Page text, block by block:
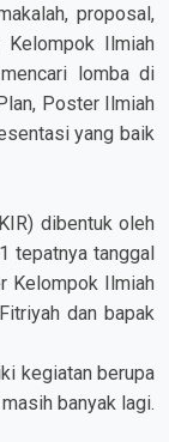
proposal,
Kelompok Ilmiah
lomba di
Poster Ilmiah
yang baik
dibentuk oleh
tepatnya tanggal
Kelompok Ilmiah
dan bapak
kegiatan berupa
banyak lagi.